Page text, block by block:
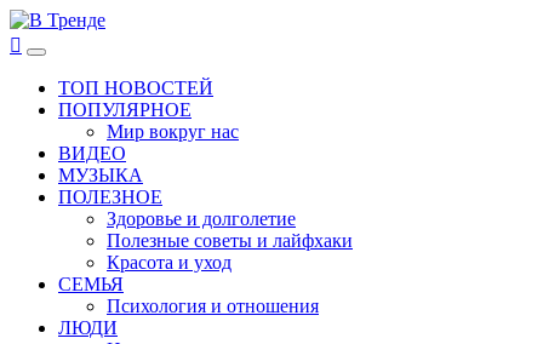
Перейти
к
содержимому
В Тренде
Самые свежие новости интернета
Основное
менюТОП НОВОСТЕЙ
ПОПУЛЯРНОЕ
Мир вокруг нас
ВИДЕО
МУЗЫКА
ПОЛЕЗНОЕ
Здоровье и долголетие
Полезные советы и лайфхаки
Красота и уход
СЕМЬЯ
Психология и отношения
ЛЮДИ